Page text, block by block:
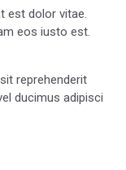
est dolor vitae.
eos iusto est.
reprehenderit
ducimus adipisci